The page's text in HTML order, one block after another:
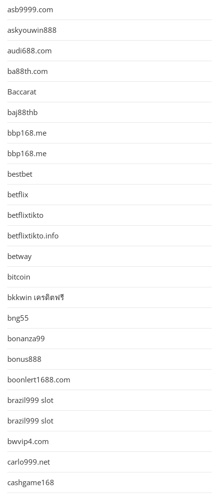
asb9999.com
askyouwin888
audi688.com
ba88th.com
Baccarat
baj88thb
bbp168.me
bbp168.me
bestbet
betflix
betflixtikto
betflixtikto.info
betway
bitcoin
bkkwin เครดิตฟรี
bng55
bonanza99
bonus888
boonlert1688.com
brazil999 slot
brazil999 slot
bwvip4.com
carlo999.net
cashgame168